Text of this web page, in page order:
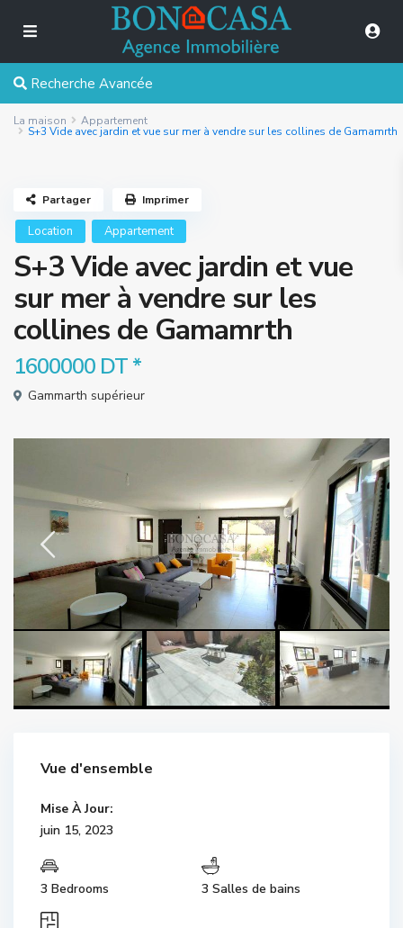
Recherche Avancée
La maison Appartement
S+3 Vide avec jardin et vue sur mer à vendre sur les collines de Gamamrth
Location Appartement
S+3 Vide avec jardin et vue
sur mer à vendre sur les
collines de Gamamrth
1600000 DT*
Gammarth supérieur
Partager Imprimer
Vue d'ensemble
Mise À Jour:
juin 15, 2023
3 Bedrooms 3 Salles de bains